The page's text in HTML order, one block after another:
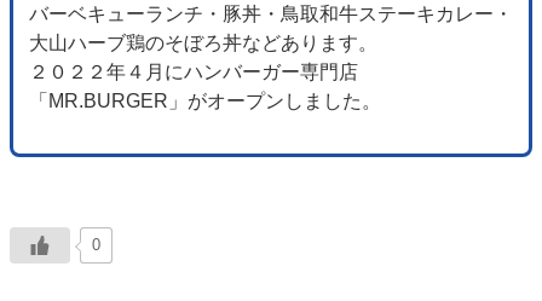
バーベキューランチ・豚丼・鳥取和牛ステーキカレー・
大山ハーブ鶏のそぼろ丼などあります。
２０２２年４月にハンバーガー専門店
「MR.BURGER」がオープンしました。
0